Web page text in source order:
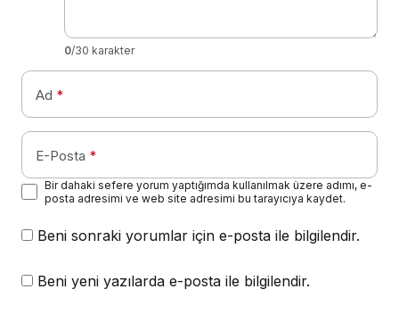
0/30 karakter
Ad *
E-Posta *
Bir dahaki sefere yorum yaptığımda kullanılmak üzere adımı, e-
posta adresimi ve web site adresimi bu tarayıcıya kaydet.
Beni sonraki yorumlar için e-posta ile bilgilendir.
Beni yeni yazılarda e-posta ile bilgilendir.